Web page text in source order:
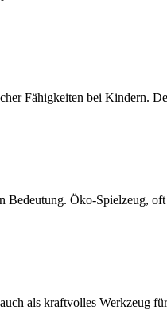
Fähigkeiten bei Kindern.
Öko-Spielzeug,
als kraftvolles Werkzeug